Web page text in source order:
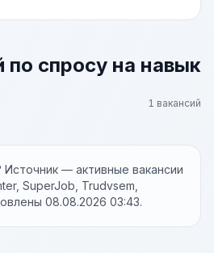
по спросу на навык
1 вакансий
Источник — активные вакансии
SuperJob, Trudvsem,
08.08.2026 03:43.